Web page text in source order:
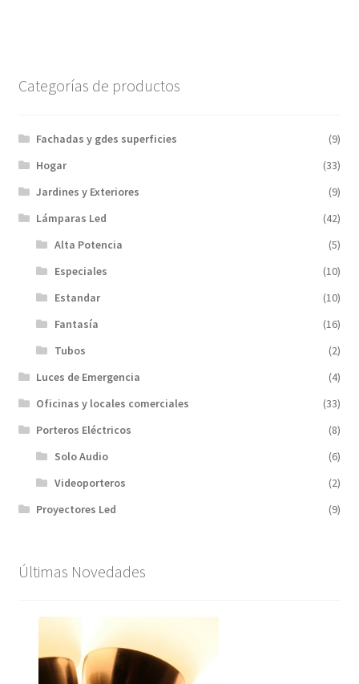
Categorías de productos
Fachadas y gdes superficies
(9)
Hogar
(33)
Jardines y Exteriores
(9)
Lámparas Led
(42)
Alta Potencia
(5)
Especiales
(10)
Estandar
(10)
Fantasía
(16)
Tubos
(2)
Luces de Emergencia
(4)
Oficinas y locales comerciales
(33)
Porteros Eléctricos
(8)
Solo Audio
(6)
Videoporteros
(2)
Proyectores Led
(9)
Últimas Novedades